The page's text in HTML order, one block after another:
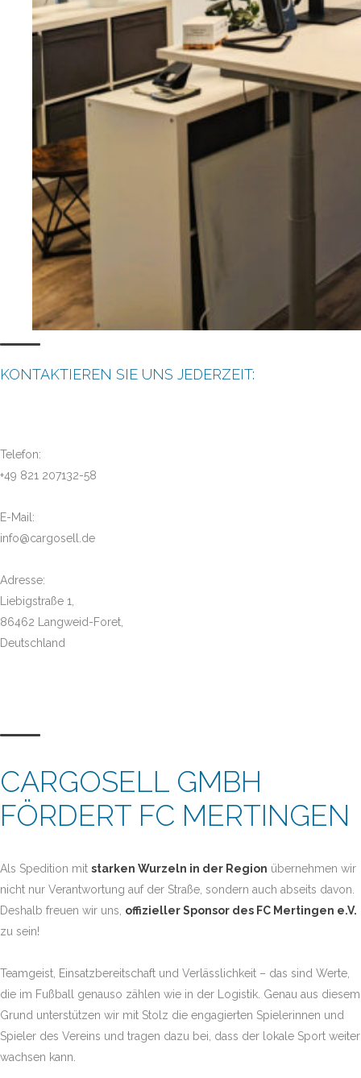
KONTAKTIEREN SIE UNS JEDERZEIT:
Telefon:
+49 821 207132-58
E-Mail:
info@cargosell.de
Adresse:
Liebigstraße 1,
86462 Langweid-Foret,
Deutschland
CARGOSELL GMBH
FÖRDERT FC MERTINGEN
Als Spedition mit starken Wurzeln in der Region übernehmen wir
nicht nur Verantwortung auf der Straße, sondern auch abseits davon.
Deshalb freuen wir uns, offizieller Sponsor des FC Mertingen e.V.
zu sein!
Teamgeist, Einsatzbereitschaft und Verlässlichkeit – das sind Werte,
die im Fußball genauso zählen wie in der Logistik. Genau aus diesem
Grund unterstützen wir mit Stolz die engagierten Spielerinnen und
Spieler des Vereins und tragen dazu bei, dass der lokale Sport weiter
wachsen kann.